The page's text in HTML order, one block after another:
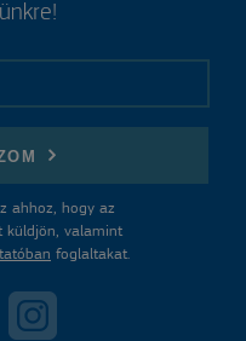
ahhoz, hogy az
küldjön, valamint
foglaltakat.